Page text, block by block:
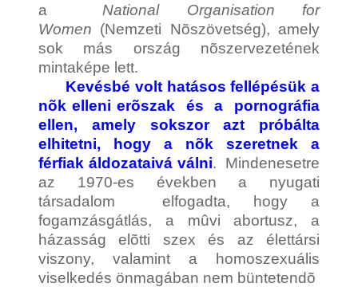
a
National Organisation for
Women (Nemzeti Nõszövetség), amely
sok más ország nõszervezetének
mintaképe lett.
Kevésbé volt hatásos fellépésük a
nõk elleni erõszak és a pornográfia
ellen, amely sokszor azt próbálta
elhitetni, hogy a nõk szeretnek a
férfiak áldozataivá válni. Mindenesetre
az 1970-es években a nyugati
társadalom elfogadta, hogy a
fogamzásgátlás, a mûvi abortusz, a
házasság elõtti szex és az élettársi
viszony, valamint a homoszexuális
viselkedés önmagában nem büntetendõ